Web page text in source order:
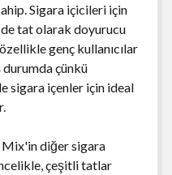
Sigara içicileri için
tat olarak doyurucu
genç kullanıcılar
durumda çünkü
sigara içenler için ideal
diğer sigara
çeşitli tatlar